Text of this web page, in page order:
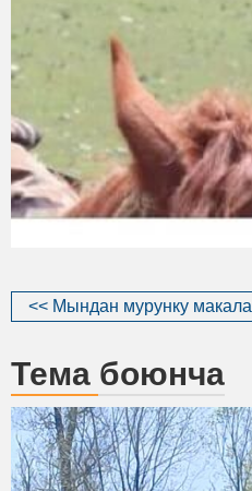
<< Мындан мурунку макала
Тема боюнча